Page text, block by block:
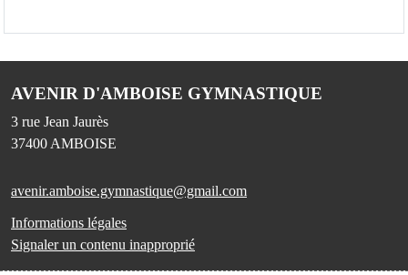
AVENIR D'AMBOISE GYMNASTIQUE
3 rue Jean Jaurès
37400 AMBOISE
avenir.amboise.gymnastique@gmail.com
Informations légales
Signaler un contenu inapproprié